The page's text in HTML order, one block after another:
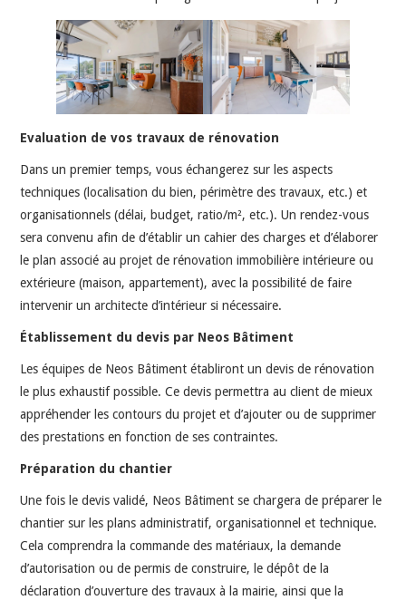
Evaluation de vos travaux de rénovation
Dans un premier temps, vous échangerez sur les aspects
techniques (localisation du bien, périmètre des travaux, etc.) et
organisationnels (délai, budget, ratio/m², etc.). Un rendez-vous
sera convenu afin de d’établir un cahier des charges et d’élaborer
le plan associé au projet de rénovation immobilière intérieure ou
extérieure (maison, appartement), avec la possibilité de faire
intervenir un architecte d’intérieur si nécessaire.
Établissement du devis par Neos Bâtiment
Les équipes de Neos Bâtiment établiront un devis de rénovation
le plus exhaustif possible. Ce devis permettra au client de mieux
appréhender les contours du projet et d’ajouter ou de supprimer
des prestations en fonction de ses contraintes.
Préparation du chantier
Une fois le devis validé, Neos Bâtiment se chargera de préparer le
chantier sur les plans administratif, organisationnel et technique.
Cela comprendra la commande des matériaux, la demande
d’autorisation ou de permis de construire, le dépôt de la
déclaration d’ouverture des travaux à la mairie, ainsi que la